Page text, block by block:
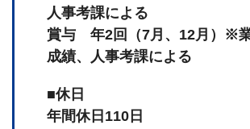
人事考課による
賞与 年2回（7月、12月）※
成績、人事考課による
■休日
年間休日110日